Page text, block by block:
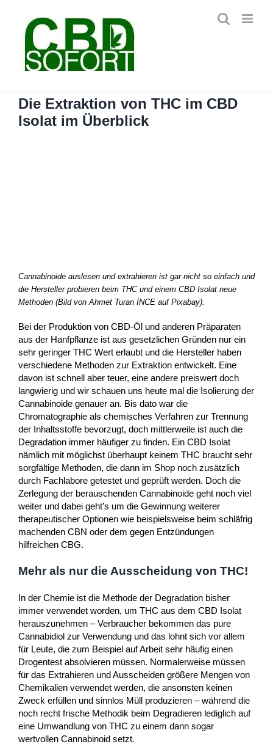
springen
Die Extraktion von THC im CBD
Isolat im Überblick
Cannabinoide auslesen und extrahieren ist gar nicht so einfach und
die Hersteller probieren beim THC und einem CBD Isolat neue
Methoden (Bild von Ahmet Turan İNCE auf Pixabay).
Bei der Produktion von CBD-Öl und anderen Präparaten
aus der Hanfpflanze ist aus gesetzlichen Gründen nur ein
sehr geringer THC Wert erlaubt und die Hersteller haben
verschiedene Methoden zur Extraktion entwickelt. Eine
davon ist schnell aber teuer, eine andere preiswert doch
langwierig und wir schauen uns heute mal die Isolierung der
Cannabinoide genauer an. Bis dato war die
Chromatographie als chemisches Verfahren zur Trennung
der Inhaltsstoffe bevorzugt, doch mittlerweile ist auch die
Degradation immer häufiger zu finden. Ein CBD Isolat
nämlich mit möglichst überhaupt keinem THC braucht sehr
sorgfältige Methoden, die dann im Shop noch zusätzlich
durch Fachlabore getestet und geprüft werden. Doch die
Zerlegung der berauschenden Cannabinoide geht noch viel
weiter und dabei geht’s um die Gewinnung weiterer
therapeutischer Optionen wie beispielsweise beim schläfrig
machenden CBN oder dem gegen Entzündungen
hilfreichen CBG.
Mehr als nur die Ausscheidung von THC!
In der Chemie ist die Methode der Degradation bisher
immer verwendet worden, um THC aus dem CBD Isolat
herauszunehmen – Verbraucher bekommen das pure
Cannabidiol zur Verwendung und das lohnt sich vor allem
für Leute, die zum Beispiel auf Arbeit sehr häufig einen
Drogentest absolvieren müssen. Normalerweise müssen
für das Extrahieren und Ausscheiden größere Mengen von
Chemikalien verwendet werden, die ansonsten keinen
Zweck erfüllen und sinnlos Müll produzieren – während die
noch recht frische Methodik beim Degradieren lediglich auf
eine Umwandlung von THC zu einem dann sogar
wertvollen Cannabinoid setzt.